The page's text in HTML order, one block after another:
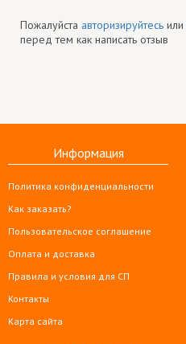
Пожалуйста авторизируйтесь или
перед тем как написать отзыв
Информация
Политика конфиденциальности
Как заказать?
Пользовательское соглашение
Оплата и доставка
Правила и условия для СП
Контакты
Карта сайта